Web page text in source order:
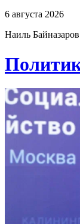
6 августа 2026
Наиль Байназаров